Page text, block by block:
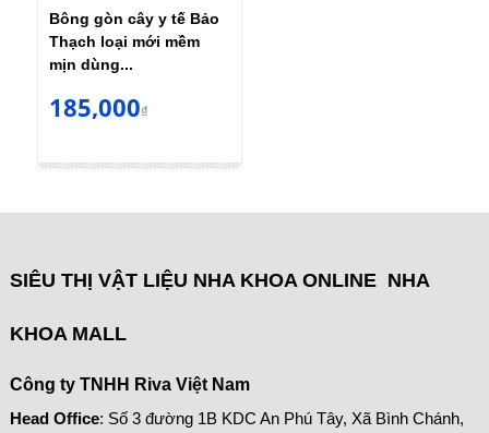
Bông gòn cây y tế Bảo
Thạch loại mới mềm
mịn dùng...
185,000₫
SIÊU THỊ VẬT LIỆU NHA KHOA ONLINE NHA
KHOA MALL
Công ty TNHH Riva Việt Nam
Head Office: Số 3 đường 1B KDC An Phú Tây, Xã Bình Chánh,